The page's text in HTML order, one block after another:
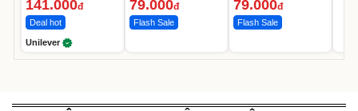
141.000đ
Deal hot
Unilever
79.000đ
Flash Sale
79.000đ
Flash Sale